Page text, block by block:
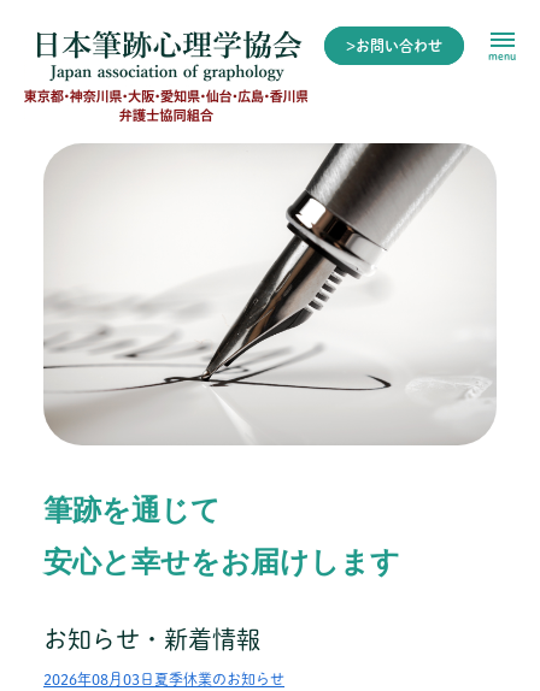
>お問い合わせ
menu
筆跡を通じて
安心と幸せをお届けします
お知らせ・新着情報
2026年08月03日夏季休業のお知らせ